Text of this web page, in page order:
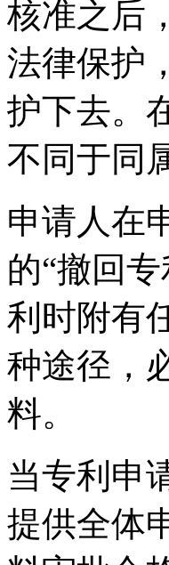
核准之后
法律保护
护下去。
不同于同
申请人在
的“撤回
利时附有
种途径，
料。
当专利申
提供全体